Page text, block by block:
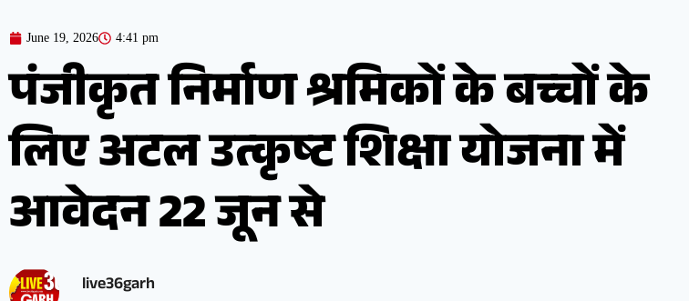
June 19, 2026 4:41 pm
पंजीकृत निर्माण श्रमिकों के बच्चों के
लिए अटल उत्कृष्ट शिक्षा योजना में
आवेदन 22 जून से
live36garh